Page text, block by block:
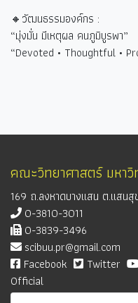
🔸วัฒนธรรมองค์กร :
“มุ่งมั่น มีเหตุผล คนภูมิบูรพา”
“Devoted • Thoughtful •
คณะวิทยาศาสตร์ มหาวิ
169 ถ.ลงหาดบางแสน ต.แสนสุ
0-3810-3011
0-3839-3496
scibuu.pr@gmail.com
Facebook
Twitter
Official